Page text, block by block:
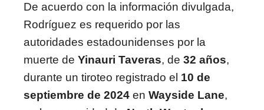
De acuerdo con la información divulgada,
Rodríguez es requerido por las
autoridades estadounidenses por la
muerte de Yinauri Taveras, de 32 años,
durante un tiroteo registrado el 10 de
septiembre de 2024 en Wayside Lane,